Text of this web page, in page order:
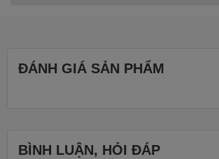
◦ Lưới bọc cao su non bền chắc, thông
ĐÁNH GIÁ SẢN PHẨM
BÌNH LUẬN, HỎI ĐÁP